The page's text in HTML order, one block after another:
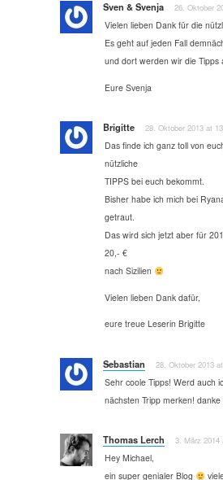
Sven & Svenja 26. Oktober
Vielen lieben Dank für die
Es geht auf jeden Fall
und dort werden wir die Tipps
Eure Svenja
Brigitte 28. Oktober 2013 at
Das finde ich ganz toll von
nützliche
TIPPS bei euch bekommt.
Bisher habe ich mich bei
getraut.
Das wird sich jetzt aber für
20,- €
nach Sizilien
Vielen lieben Dank dafür,
eure treue Leserin Brigitte
Sebastian 28. Oktober 2013 at
Sehr coole Tipps! Werd auch
nächsten Tripp merken!
Thomas Lerch 3. März 2014
Hey Michael,
ein super genialer Blog